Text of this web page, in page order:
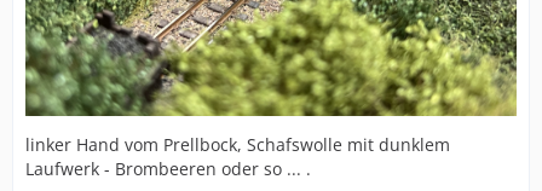
linker Hand vom Prellbock, Schafswolle mit dunklem
Laufwerk - Brombeeren oder so ... .